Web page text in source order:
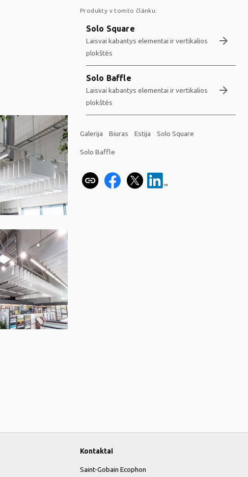
Produkty v tomto článku:
Solo Square
Laisvai kabantys elementai ir vertikalios
plokštės
arrow_forward
Solo Baffle
Laisvai kabantys elementai ir vertikalios
plokštės
arrow_forward
Galerija Biuras Estija Solo Square
Solo Baffle
Kontaktai
Saint-Gobain Ecophon